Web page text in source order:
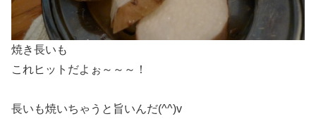
焼き長いも
これヒットだよぉ～～～！
長いも焼いちゃうと旨いんだ(^^)v